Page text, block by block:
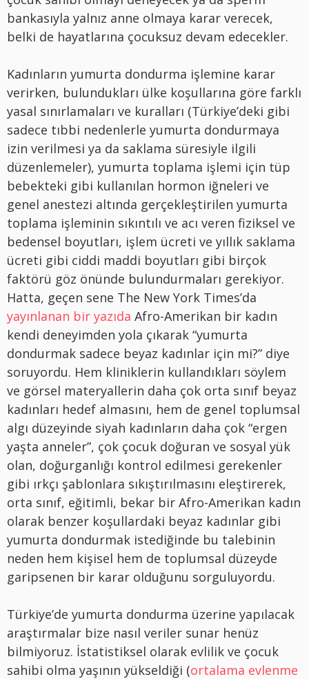
bankasıyla yalnız anne olmaya karar verecek,
belki de hayatlarına çocuksuz devam edecekler.
Kadınların yumurta dondurma işlemine karar
verirken, bulundukları ülke koşullarına göre farklı
yasal sınırlamaları ve kuralları (Türkiye’deki gibi
sadece tıbbi nedenlerle yumurta dondurmaya
izin verilmesi ya da saklama süresiyle ilgili
düzenlemeler), yumurta toplama işlemi için tüp
bebekteki gibi kullanılan hormon iğneleri ve
genel anestezi altında gerçekleştirilen yumurta
toplama işleminin sıkıntılı ve acı veren fiziksel ve
bedensel boyutları, işlem ücreti ve yıllık saklama
ücreti gibi ciddi maddi boyutları gibi birçok
faktörü göz önünde bulundurmaları gerekiyor.
Hatta, geçen sene The New York Times’da
yayınlanan bir yazıda Afro-Amerikan bir kadın
kendi deneyimden yola çıkarak “yumurta
dondurmak sadece beyaz kadınlar için mi?” diye
soruyordu. Hem kliniklerin kullandıkları söylem
ve görsel materyallerin daha çok orta sınıf beyaz
kadınları hedef almasını, hem de genel toplumsal
algı düzeyinde siyah kadınların daha çok “ergen
yaşta anneler”, çok çocuk doğuran ve sosyal yük
olan, doğurganlığı kontrol edilmesi gerekenler
gibi ırkçı şablonlara sıkıştırılmasını eleştirerek,
orta sınıf, eğitimli, bekar bir Afro-Amerikan kadın
olarak benzer koşullardaki beyaz kadınlar gibi
yumurta dondurmak istediğinde bu talebinin
neden hem kişisel hem de toplumsal düzeyde
garipsenen bir karar olduğunu sorguluyordu.
Türkiye’de yumurta dondurma üzerine yapılacak
araştırmalar bize nasıl veriler sunar henüz
bilmiyoruz. İstatistiksel olarak evlilik ve çocuk
sahibi olma yaşının yükseldiği (ortalama evlenme